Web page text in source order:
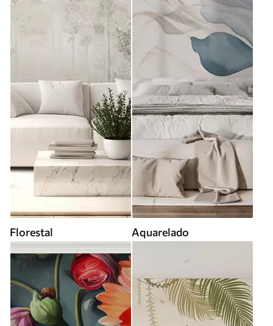
Florestal Aquarelado